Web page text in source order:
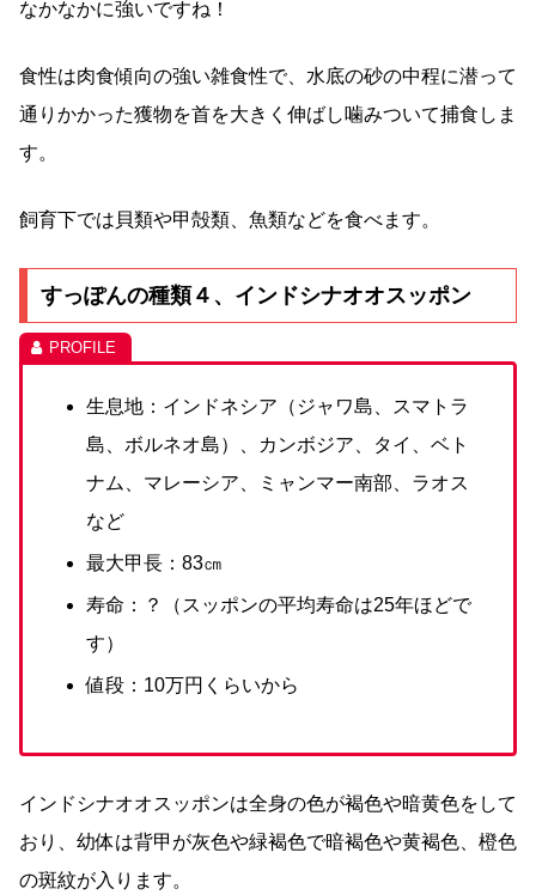
なかなかに強いですね！
食性は肉食傾向の強い雑食性で、水底の砂の中程に潜って
通りかかった獲物を首を大きく伸ばし噛みついて捕食しま
す。
飼育下では貝類や甲殻類、魚類などを食べます。
すっぽんの種類４、インドシナオオスッポン
生息地：インドネシア（ジャワ島、スマトラ
島、ボルネオ島）、カンボジア、タイ、ベト
ナム、マレーシア、ミャンマー南部、ラオス
など
最大甲長：83㎝
寿命：？（スッポンの平均寿命は25年ほどで
す）
値段：10万円くらいから
インドシナオオスッポンは全身の色が褐色や暗黄色をして
おり、幼体は背甲が灰色や緑褐色で暗褐色や黄褐色、橙色
の斑紋が入ります。